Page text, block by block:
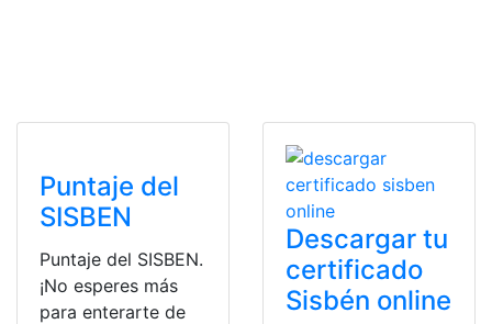
Puntaje del
SISBEN
Puntaje del SISBEN.
¡No esperes más
para enterarte de
Descargar tu
certificado
Sisbén online